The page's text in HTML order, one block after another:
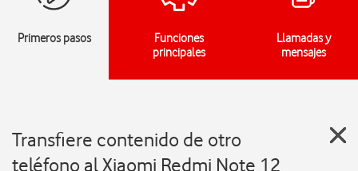
Primeros pasos
Funciones
principales
Llamadas y
mensajes
Transfiere contenido de otro
teléfono al Xiaomi Redmi Note 12